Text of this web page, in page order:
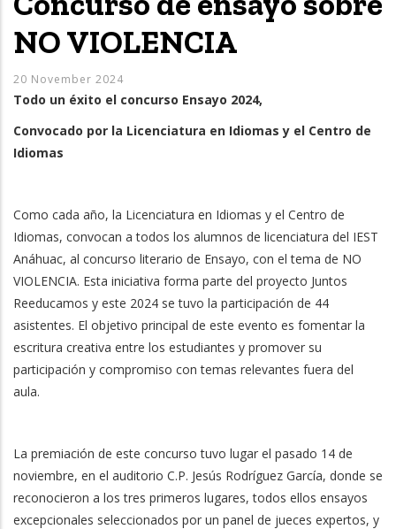
NO VIOLENCIA
20 November 2024
Todo un éxito el concurso Ensayo 2024,
Convocado por la Licenciatura en Idiomas y el Centro de
Idiomas
Como cada año, la Licenciatura en Idiomas y el Centro de
Idiomas, convocan a todos los alumnos de licenciatura del IEST
Anáhuac, al concurso literario de Ensayo, con el tema de NO
VIOLENCIA. Esta iniciativa forma parte del proyecto Juntos
Reeducamos y este 2024 se tuvo la participación de 44
asistentes. El objetivo principal de este evento es fomentar la
escritura creativa entre los estudiantes y promover su
participación y compromiso con temas relevantes fuera del
aula.
La premiación de este concurso tuvo lugar el pasado 14 de
noviembre, en el auditorio C.P. Jesús Rodríguez García, donde se
reconocieron a los tres primeros lugares, todos ellos ensayos
excepcionales seleccionados por un panel de jueces expertos, y